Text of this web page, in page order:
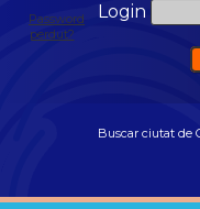
Login
Password
perdut?
Buscar ciutat de